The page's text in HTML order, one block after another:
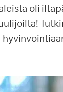
oli